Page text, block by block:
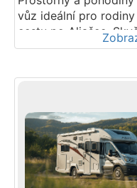
vůz ideální pro
cestu po Aljašce.
objevování
obytných vozů na